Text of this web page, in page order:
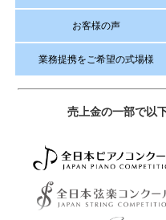
お客様の声
業務提携をご希望の式場様
売上金の一部で以